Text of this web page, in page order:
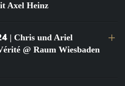
Axel Heinz
| Chris und Ariel
@ Raum Wiesbaden